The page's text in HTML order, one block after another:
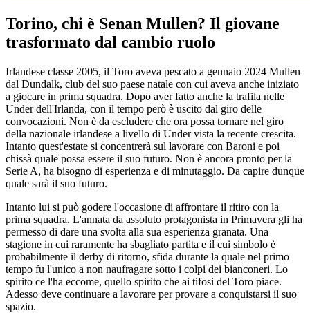
Torino, chi è Senan Mullen? Il giovane
trasformato dal cambio ruolo
Irlandese classe 2005, il Toro aveva pescato a gennaio 2024 Mullen
dal Dundalk, club del suo paese natale con cui aveva anche iniziato
a giocare in prima squadra. Dopo aver fatto anche la trafila nelle
Under dell'Irlanda, con il tempo però è uscito dal giro delle
convocazioni. Non è da escludere che ora possa tornare nel giro
della nazionale irlandese a livello di Under vista la recente crescita.
Intanto quest'estate si concentrerà sul lavorare con Baroni e poi
chissà quale possa essere il suo futuro. Non è ancora pronto per la
Serie A, ha bisogno di esperienza e di minutaggio. Da capire dunque
quale sarà il suo futuro.
Intanto lui si può godere l'occasione di affrontare il ritiro con la
prima squadra. L'annata da assoluto protagonista in Primavera gli ha
permesso di dare una svolta alla sua esperienza granata. Una
stagione in cui raramente ha sbagliato partita e il cui simbolo è
probabilmente il derby di ritorno, sfida durante la quale nel primo
tempo fu l'unico a non naufragare sotto i colpi dei bianconeri. Lo
spirito ce l'ha eccome, quello spirito che ai tifosi del Toro piace.
Adesso deve continuare a lavorare per provare a conquistarsi il suo
spazio.